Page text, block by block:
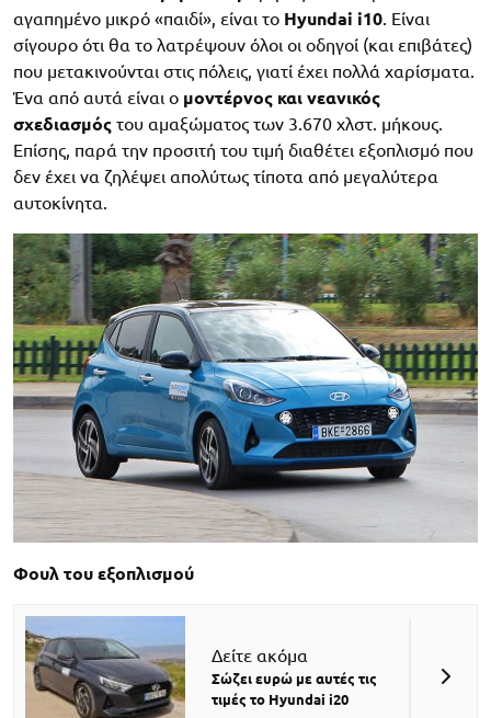
αγαπημένο μικρό «παιδί», είναι το Hyundai i10 . Είναι
σίγουρο ότι θα το λατρέψουν όλοι οι οδηγοί (και επιβάτες)
που μετακινούνται στις πόλεις, γιατί έχει πολλά χαρίσματα.
Ένα από αυτά είναι ο μοντέρνος και νεανικός
σχεδιασμός του αμαξώματος των 3.670 χλστ. μήκους.
Επίσης, παρά την προσιτή του τιμή διαθέτει εξοπλισμό που
δεν έχει να ζηλέψει απολύτως τίποτα από μεγαλύτερα
αυτοκίνητα.
Φουλ του εξοπλισμού
Δείτε ακόμα
Σώζει ευρώ με αυτές τις
τιμές το Hyundai i20